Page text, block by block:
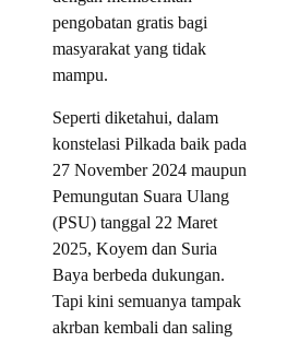
pengobatan gratis bagi
masyarakat yang tidak
mampu.
Seperti diketahui, dalam
konstelasi Pilkada baik pada
27 November 2024 maupun
Pemungutan Suara Ulang
(PSU) tanggal 22 Maret
2025, Koyem dan Suria
Baya berbeda dukungan.
Tapi kini semuanya tampak
akrban kembali dan saling